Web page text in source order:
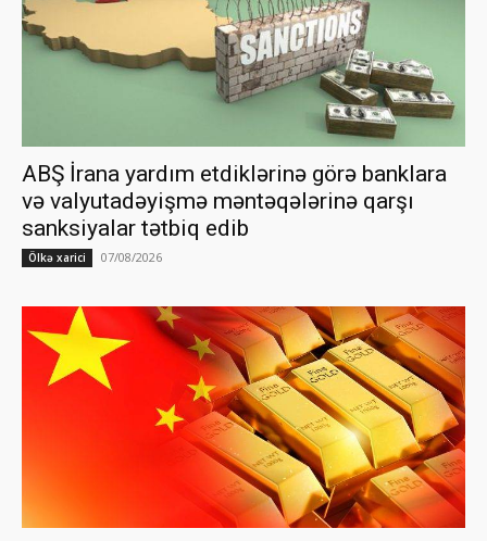
ABŞ İrana yardım etdiklərinə görə banklara
və valyutadəyişmə məntəqələrinə qarşı
sanksiyalar tətbiq edib
Ölkə xarici 07/08/2026